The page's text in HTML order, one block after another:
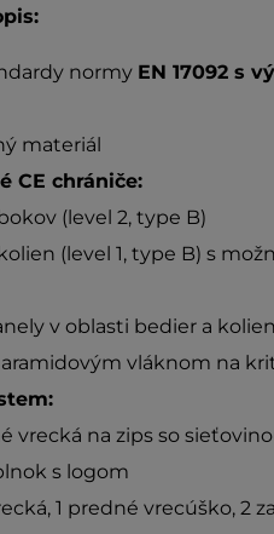
normy EN 17092 s
materiál
CE chrániče:
(level 2, type B)
(level 1, type B) s
v oblasti bedier a kolien
vláknom na
vrecká na zips so
s logom
1 predné vrecúško, 2